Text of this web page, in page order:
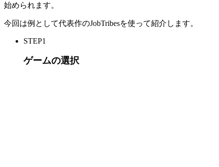
始められます。
今回は例として代表作のJobTribesを使って紹介します。
STEP1
ゲームの選択